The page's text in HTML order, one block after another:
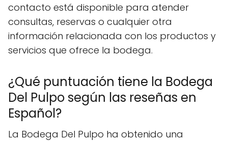
contacto está disponible para atender
consultas, reservas o cualquier otra
información relacionada con los productos y
servicios que ofrece la bodega.
¿Qué puntuación tiene la Bodega
Del Pulpo según las reseñas en
Español?
La Bodega Del Pulpo ha obtenido una